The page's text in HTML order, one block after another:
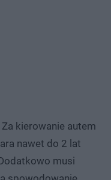
kierowanie autem
nawet do 2 lat
musi